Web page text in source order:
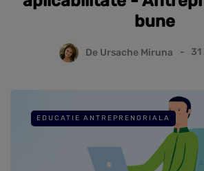
bune
De Ursache Miruna
EDUCATIE ANTREPRENORIALA